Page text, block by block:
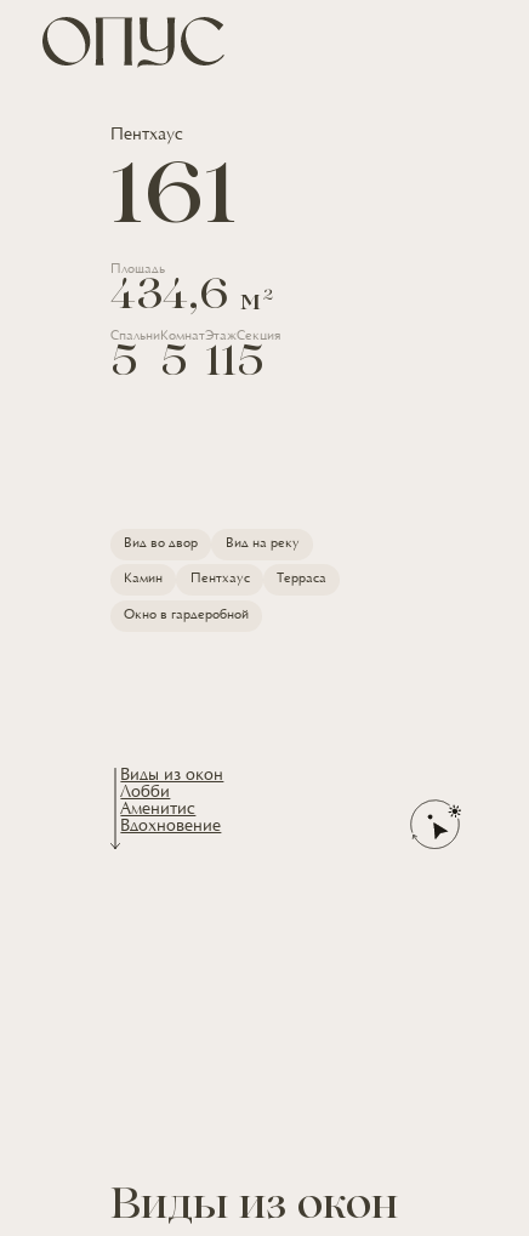
Пентхаус
161
Площадь
434,6 м 2
Спальни
5
Комнат
5
Этаж
11
Секция
5
Вид во двор Вид на реку
Камин Пентхаус Терраса
Окно в гардеробной
Виды из окон
Лобби
Аменитис
Вдохновение
Виды из окон